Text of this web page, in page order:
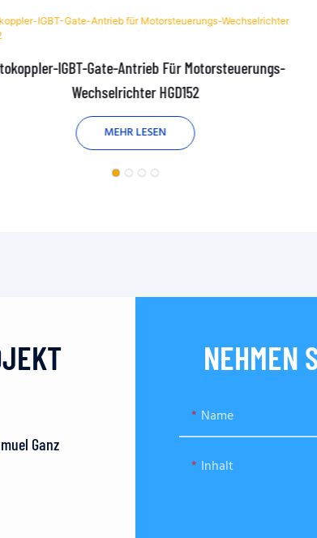
IGBT-Gate-Antrieb Für Motorsteuerungs-
Wechselrichter HGD152
MEHR LESEN
Ganz
NEHMEN
Name
Inhalt